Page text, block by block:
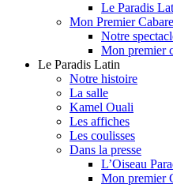
Le Paradis
Mon Premier
Notre
Mon premier
Le Paradis Latin
Notre histoire
La salle
Kamel Ouali
Les affiches
Les coulisses
Dans la presse
L’Oiseau
Mon premier